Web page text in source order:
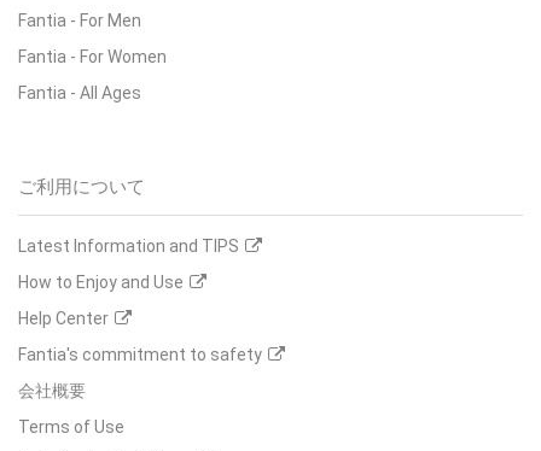
Fantia - For Men
Fantia - For Women
Fantia - All Ages
ご利用について
Latest Information and TIPS
How to Enjoy and Use
Help Center
Fantia's commitment to safety
会社概要
Terms of Use